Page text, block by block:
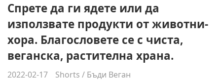
Cпрете да ги ядете или да
използвате продукти от животни-
хора. Благословете се с чиста,
веганска, растителна храна.
2022-02-17 Shorts / Бъди Веган